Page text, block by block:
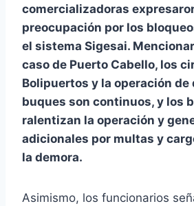
comercializadoras
preocupación por los
el sistema Sigesai.
caso de Puerto Cabello, los
Bolipuertos y la operación de
buques son continuos, y los
ralentizan la operación y
adicionales por multas y
la demora.
Asimismo, los funcionarios